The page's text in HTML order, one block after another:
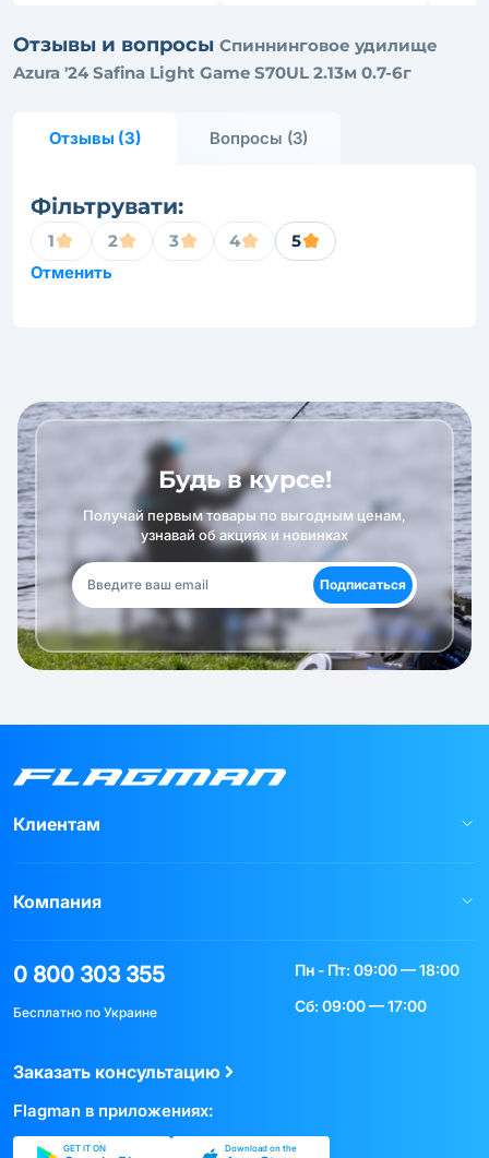
Отзывы и вопросы Спиннинговое удилище
Azura '24 Safina Light Game S70UL 2.13м 0.7-6г
Отзывы (3) Вопросы (3)
Фільтрувати:
1 2 3 4
5
Отменить
Будь в курсе!
Получай первым товары по выгодным ценам,
узнавай об акциях и новинках
Подписаться
Клиентам
Компания
0 800 303 355
Бесплатно по Украине
Пн - Пт: 09:00 — 18:00
Сб: 09:00 — 17:00
Заказать консультацию
Flagman в приложениях:
GET IT ON Download on the